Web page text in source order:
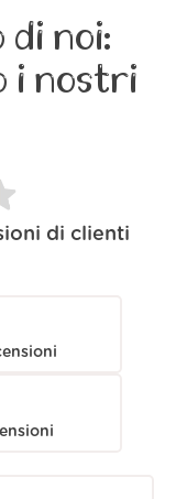
di noi:
i nostri
di clienti